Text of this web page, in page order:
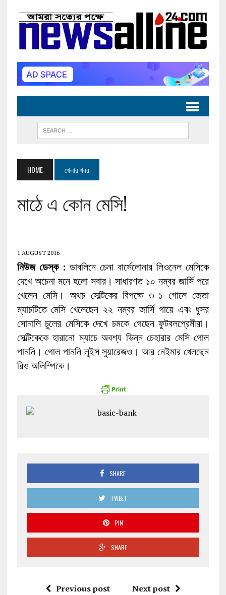
HOME খেলার খবর
মাঠে এ কোন মেসি!
1 AUGUST 2016
নিউজ ডেস্ক : ডাবলিনে চেনা বার্সেলোনার লিওনেল মেসিকে
দেখে অচেনা মনে হলো সবার। সাধারণত ১০ নম্বর জার্সি পরে
খেলেন মেসি। অথচ সেল্টিকের বিপক্ষে ৩-১ গোলে জেতা
ম্যাচটিতে মেসি খেলেছেন ২২ নম্বর জার্সি গায়ে এবং ধুসর
সোনালি চুলের মেসিকে দেখে চমকে গেছেন ফুটবলপ্রেমীরা।
সেল্টিকেকে হারানো ম্যাচে অবশ্য ভিন্ন চেহারার মেসি গোল
পাননি। গোল পাননি লুইস সুয়ারেজও। আর নেইমার খেলছেন
রিও অলিম্পিকে।
SHARE
TWEET
PIN
SHARE
Previous post Next post